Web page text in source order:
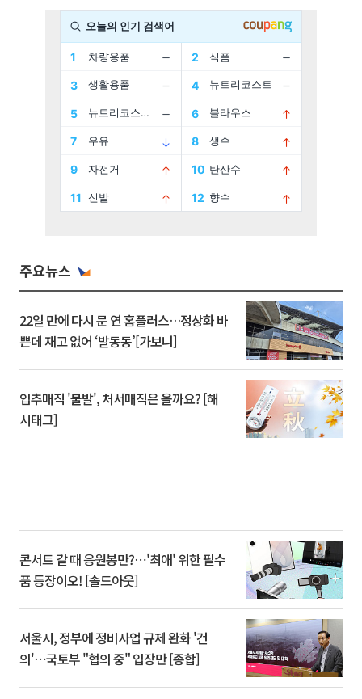
주요뉴스
22일 만에 다시 문 연 홈플러스…정상화 바
쁜데 재고 없어 ‘발동동’[가보니]
입추매직 '불발', 처서매직은 올까요? [해
시태그]
콘서트 갈 때 응원봉만?⋯'최애' 위한 필수
품 등장이오! [솔드아웃]
서울시, 정부에 정비사업 규제 완화 '건
의'⋯국토부 "협의 중" 입장만 [종합]